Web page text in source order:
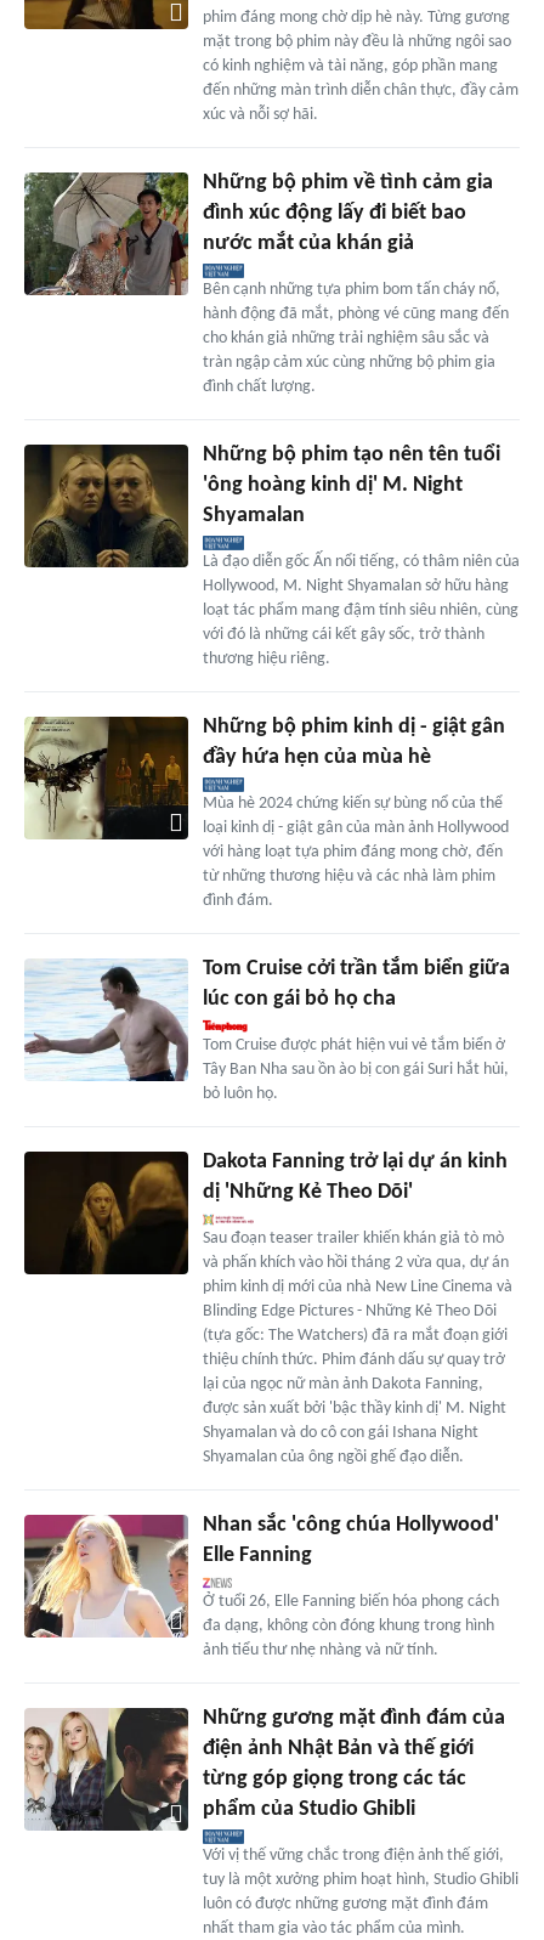
phim đáng mong chờ dịp hè này. Từng gương
mặt trong bộ phim này đều là những ngôi sao
có kinh nghiệm và tài năng, góp phần mang
đến những màn trình diễn chân thực, đầy cảm
xúc và nỗi sợ hãi.
Những bộ phim về tình cảm gia
đình xúc động lấy đi biết bao
nước mắt của khán giả
Bên cạnh những tựa phim bom tấn cháy nổ,
hành động đã mắt, phòng vé cũng mang đến
cho khán giả những trải nghiệm sâu sắc và
tràn ngập cảm xúc cùng những bộ phim gia
đình chất lượng.
Những bộ phim tạo nên tên tuổi
'ông hoàng kinh dị' M. Night
Shyamalan
Là đạo diễn gốc Ấn nổi tiếng, có thâm niên của
Hollywood, M. Night Shyamalan sở hữu hàng
loạt tác phẩm mang đậm tính siêu nhiên, cùng
với đó là những cái kết gây sốc, trở thành
thương hiệu riêng.
Những bộ phim kinh dị - giật gân
đầy hứa hẹn của mùa hè
Mùa hè 2024 chứng kiến sự bùng nổ của thể
loại kinh dị - giật gân của màn ảnh Hollywood
với hàng loạt tựa phim đáng mong chờ, đến
từ những thương hiệu và các nhà làm phim
đình đám.
Tom Cruise cởi trần tắm biển giữa
lúc con gái bỏ họ cha
Tom Cruise được phát hiện vui vẻ tắm biển ở
Tây Ban Nha sau ồn ào bị con gái Suri hắt hủi,
bỏ luôn họ.
Dakota Fanning trở lại dự án kinh
dị 'Những Kẻ Theo Dõi'
Sau đoạn teaser trailer khiến khán giả tò mò
và phấn khích vào hồi tháng 2 vừa qua, dự án
phim kinh dị mới của nhà New Line Cinema và
Blinding Edge Pictures - Những Kẻ Theo Dõi
(tựa gốc: The Watchers) đã ra mắt đoạn giới
thiệu chính thức. Phim đánh dấu sự quay trở
lại của ngọc nữ màn ảnh Dakota Fanning,
được sản xuất bởi 'bậc thầy kinh dị' M. Night
Shyamalan và do cô con gái Ishana Night
Shyamalan của ông ngồi ghế đạo diễn.
Nhan sắc 'công chúa Hollywood'
Elle Fanning
Ở tuổi 26, Elle Fanning biến hóa phong cách
đa dạng, không còn đóng khung trong hình
ảnh tiểu thư nhẹ nhàng và nữ tính.
Những gương mặt đình đám của
điện ảnh Nhật Bản và thế giới
từng góp giọng trong các tác
phẩm của Studio Ghibli
Với vị thế vững chắc trong điện ảnh thế giới,
tuy là một xưởng phim hoạt hình, Studio Ghibli
luôn có được những gương mặt đình đám
nhất tham gia vào tác phẩm của mình.